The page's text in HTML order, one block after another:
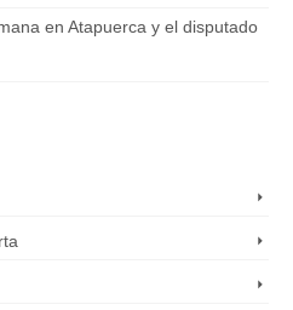
en Atapuerca y el disputado